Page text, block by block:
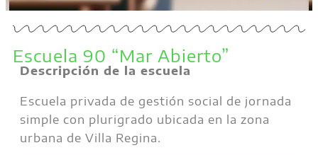
Escuela 90 “Mar Abierto”
Descripción de la escuela
Escuela privada de gestión social de jornada
simple con plurigrado ubicada en la zona
urbana de Villa Regina.